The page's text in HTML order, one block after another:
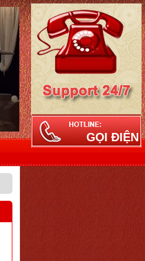
GỌI ĐIỆN